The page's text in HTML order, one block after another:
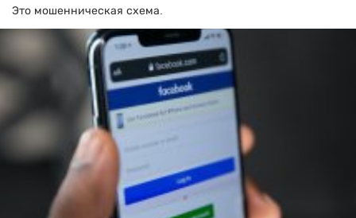
Это мошенническая схема.